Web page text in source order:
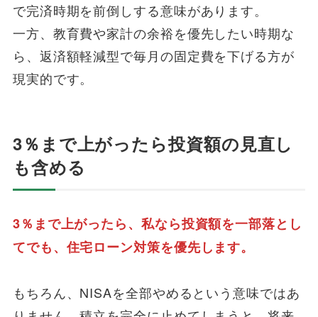
で完済時期を前倒しする意味があります。
一方、教育費や家計の余裕を優先したい時期な
ら、返済額軽減型で毎月の固定費を下げる方が
現実的です。
3％まで上がったら投資額の見直し
も含める
3％まで上がったら、私なら投資額を一部落とし
てでも、住宅ローン対策を優先します。
もちろん、NISAを全部やめるという意味ではあ